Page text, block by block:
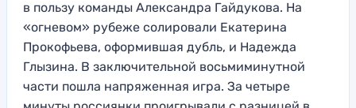
в пользу команды Александра Гайдукова. На
«огневом» рубеже солировали Екатерина
Прокофьева, оформившая дубль, и Надежда
Глызина. В заключительной восьмиминутной
части пошла напряженная игра. За четыре